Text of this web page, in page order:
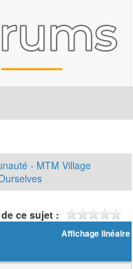
- MTM Village
ce sujet :
Affichage linéaire